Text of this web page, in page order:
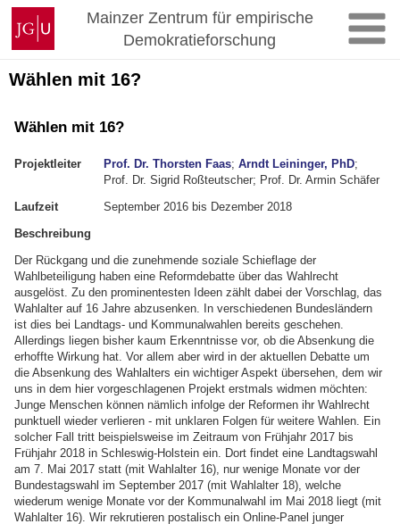
Skip
content
Johannes
Gutenberg
University
Mainz
Mainzer Zentrum für empirische
Demokratieforschung
Wählen mit 16?
Wählen mit 16?
Projektleiter Prof. Dr. Thorsten Faas;Arndt Leininger, PhD;
Prof. Dr. Sigrid Roßteutscher; Prof. Dr. Armin Schäfer
Laufzeit
September 2016 bis Dezember 2018
Beschreibung
Der Rückgang und die zunehmende soziale Schieflage der
Wahlbeteiligung haben eine Reformdebatte über das Wahlrecht
ausgelöst. Zu den prominentesten Ideen zählt dabei der Vorschlag, das
Wahlalter auf 16 Jahre abzusenken. In verschiedenen Bundesländern
ist dies bei Landtags- und Kommunalwahlen bereits geschehen.
Allerdings liegen bisher kaum Erkenntnisse vor, ob die Absenkung die
erhoffte Wirkung hat. Vor allem aber wird in der aktuellen Debatte um
die Absenkung des Wahlalters ein wichtiger Aspekt übersehen, dem wir
uns in dem hier vorgeschlagenen Projekt erstmals widmen möchten:
Junge Menschen können nämlich infolge der Reformen ihr Wahlrecht
punktuell wieder verlieren - mit unklaren Folgen für weitere Wahlen. Ein
solcher Fall tritt beispielsweise im Zeitraum von Frühjahr 2017 bis
Frühjahr 2018 in Schleswig-Holstein ein. Dort findet eine Landtagswahl
am 7. Mai 2017 statt (mit Wahlalter 16), nur wenige Monate vor der
Bundestagswahl im September 2017 (mit Wahlalter 18), welche
wiederum wenige Monate vor der Kommunalwahl im Mai 2018 liegt (mit
Wahlalter 16). Wir rekrutieren postalisch ein Online-Panel junger